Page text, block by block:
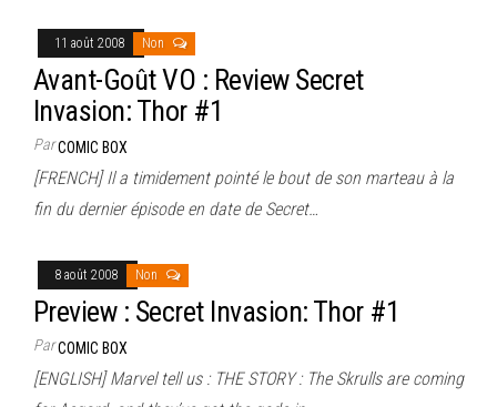
11 août 2008 Non
Avant-Goût VO : Review Secret
Invasion: Thor #1
ParCOMIC BOX
[FRENCH] Il a timidement pointé le bout de son marteau à la
fin du dernier épisode en date de Secret…
8 août 2008 Non
Preview : Secret Invasion: Thor #1
ParCOMIC BOX
[ENGLISH] Marvel tell us : THE STORY : The Skrulls are coming